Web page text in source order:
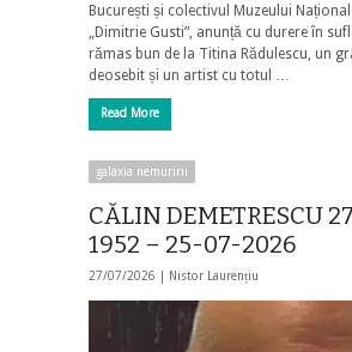
București și colectivul Muzeului
„Dimitrie Gusti”, anunță cu durere în
rămas bun de la Titina Rădulescu, un
deosebit și un artist cu totul …
Read More
galaxia nemuririi
CĂLIN DEMETRESCU
1952 – 25-07-2026
27/07/2026 | Nistor Laurențiu